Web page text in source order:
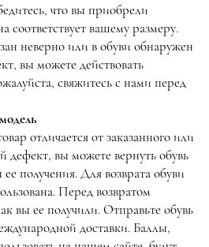
что вы приобрели
соответствует вашему размеру.
неверно или в обуви обнаружен
вы можете действовать
свяжитесь с нами перед
отличается от заказанного или
дефект, вы можете вернуть обувь
получения. Для возврата обуви
Перед возвратом
вы ее получили. Отправьте обувь
доставки. Баллы,